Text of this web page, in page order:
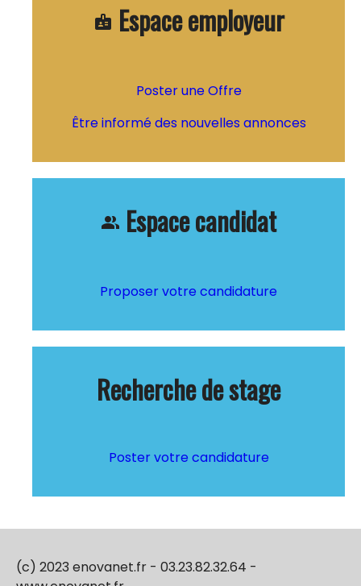
badge Espace employeur
Poster une Offre
Être informé des nouvelles annonces
people_alt Espace candidat
Proposer votre candidature
Recherche de stage
Poster votre candidature
(c) 2023 enovanet.fr - 03.23.82.32.64 -